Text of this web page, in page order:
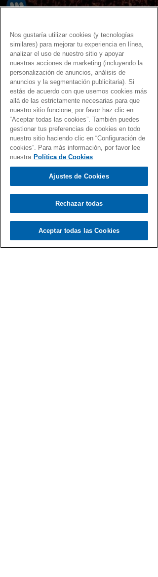
Fernando Martín
13 jul 2022
La mirada del Gen Dro
Canciones con el Gen Dro con los ojos
como protagonistas
Load video
Nos gustaría utilizar cookies (y tecnologías
similares) para mejorar tu experiencia en línea,
analizar el uso de nuestro sitio y apoyar
nuestras acciones de marketing (incluyendo la
personalización de anuncios, análisis de
anuncios y la segmentación publicitaria). Si
estás de acuerdo con que usemos cookies más
allá de las estrictamente necesarias para que
nuestro sitio funcione, por favor haz clic en
“Aceptar todas las cookies”. También puedes
gestionar tus preferencias de cookies en todo
nuestro sitio haciendo clic en “Configuración de
cookies”. Para más información, por favor lee
nuestra Política de Cookies
Ajustes de Cookies
Rechazar todas
Aceptar todas las Cookies